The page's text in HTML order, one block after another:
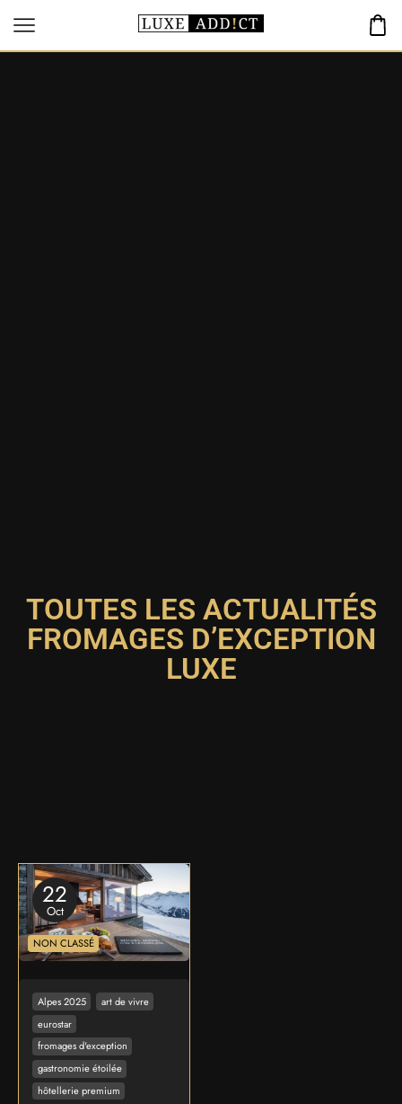
TOUTES LES ACTUALITÉS
FROMAGES D’EXCEPTION
LUXE
22
Oct
NON CLASSÉ
Alpes 2025
art de vivre
eurostar
fromages d'exception
gastronomie étoilée
hôtellerie premium